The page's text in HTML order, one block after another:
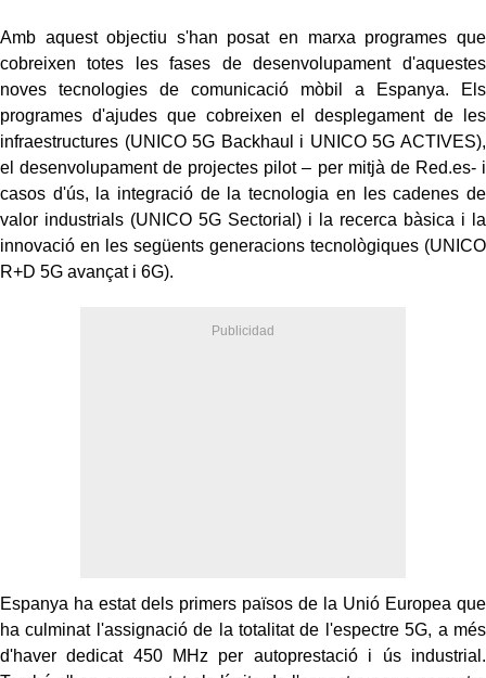
Amb aquest objectiu s'han posat en marxa programes que
cobreixen totes les fases de desenvolupament d'aquestes
noves tecnologies de comunicació mòbil a Espanya. Els
programes d'ajudes que cobreixen el desplegament de les
infraestructures (UNICO 5G Backhaul i UNICO 5G ACTIVES),
el desenvolupament de projectes pilot – per mitjà de Red.es- i
casos d'ús, la integració de la tecnologia en les cadenes de
valor industrials (UNICO 5G Sectorial) i la recerca bàsica i la
innovació en les següents generacions tecnològiques (UNICO
R+D 5G avançat i 6G).
Espanya ha estat dels primers països de la Unió Europea que
ha culminat l'assignació de la totalitat de l'espectre 5G, a més
d'haver dedicat 450 MHz per autoprestació i ús industrial.